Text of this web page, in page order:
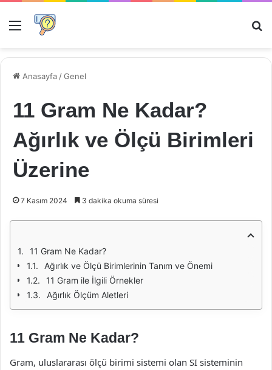
Menü
Anasayfa /Genel
11 Gram Ne Kadar?
Ağırlık ve Ölçü Birimleri
Üzerine
7 Kasım 2024 3 dakika okuma süresi
11 Gram Ne Kadar?
Ağırlık ve Ölçü Birimlerinin Tanım ve Önemi
11 Gram ile İlgili Örnekler
Ağırlık Ölçüm Aletleri
11 Gram Ne Kadar?
Gram, uluslararası ölçü birimi sistemi olan SI sisteminin